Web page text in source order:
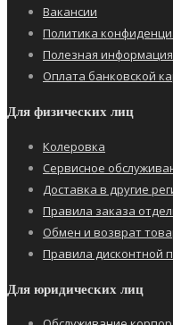
Вакансии
Политика
Полезная информация
Оплата банковской
Для физических лиц
Колеровка
Сервисное
Доставка в другие
Правила заказа
Обмен и возврат
Правила дисконтной
Для юридических лиц